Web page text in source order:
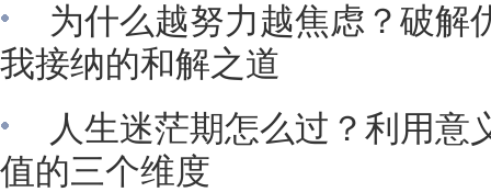
为什么越努力越焦虑？破解
我接纳的和解之道
人生迷茫期怎么过？利用意
值的三个维度